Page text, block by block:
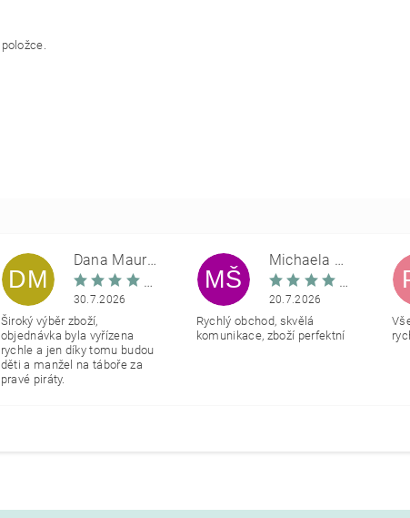
DM
Dana Maurerová
30.7.2026
Široký výběr zboží,
objednávka byla vyřízena
rychle a jen díky tomu budou
děti a manžel na táboře za
pravé piráty.
MŠ
Michaela Škovranová
20.7.2026
Rychlý obchod, skvělá
komunikace, zboží perfektní